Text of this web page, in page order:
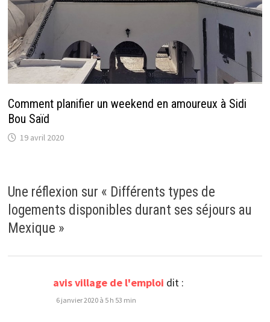
Comment planifier un weekend en amoureux à Sidi
Bou Saïd
19 avril 2020
Une réflexion sur « Différents types de
logements disponibles durant ses séjours au
Mexique »
avis village de l'emploi dit :
6 janvier 2020 à 5 h 53 min